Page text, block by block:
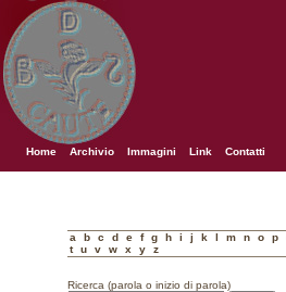
Home Archivio Immagini Link Contatti
a b c d e f g h i j k l m n o p
t
u v w x y z
Ricerca (parola o inizio di parola)